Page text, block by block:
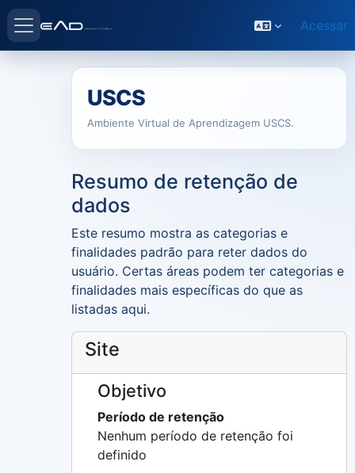
Ir para o conteúdo principal
Painel lateral Acessar
USCS
Ambiente Virtual de Aprendizagem USCS.
Resumo de retenção de
dados
Este resumo mostra as categorias e
finalidades padrão para reter dados do
usuário. Certas áreas podem ter categorias e
finalidades mais específicas do que as
listadas aqui.
Site
Objetivo
Período de retenção
Nenhum período de retenção foi
definido